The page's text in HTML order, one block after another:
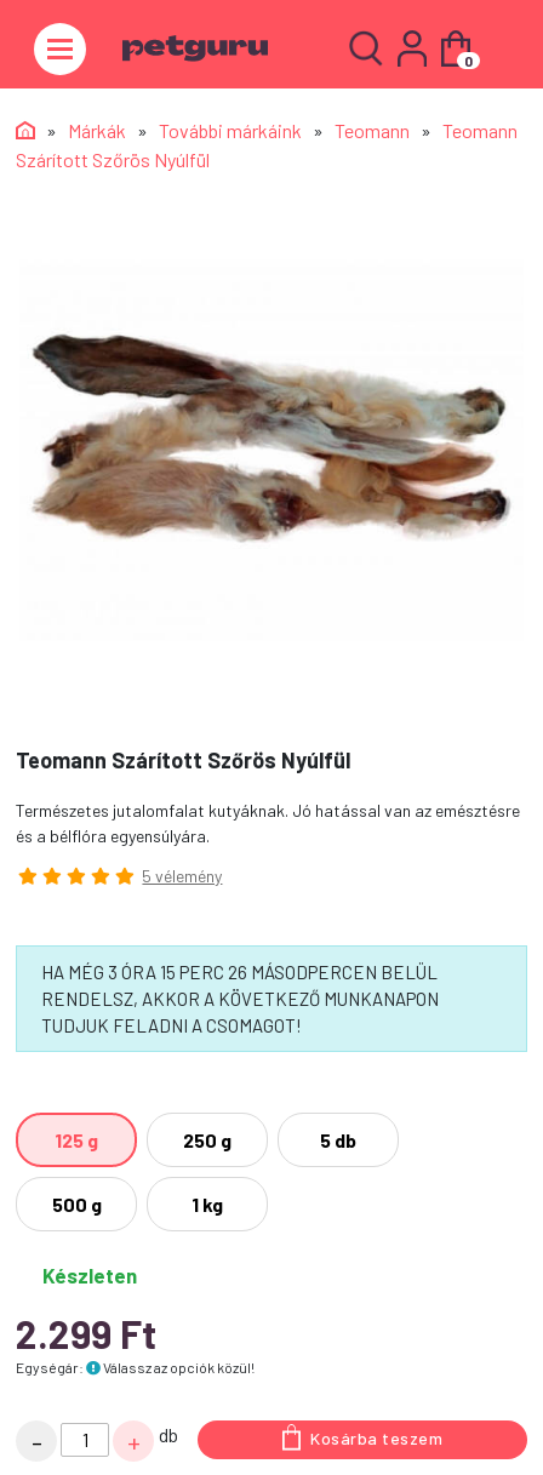
0
» Márkák » További márkáink » Teomann » Teomann
Szárított Szőrös Nyúlfül
Teomann Szárított Szőrös Nyúlfül
Természetes jutalomfalat kutyáknak. Jó hatással van az emésztésre
és a bélflóra egyensúlyára.
5 vélemény
HA MÉG 3 ÓRA 15 PERC 26 MÁSODPERCEN BELÜL
RENDELSZ, AKKOR A KÖVETKEZŐ MUNKANAPON
TUDJUK FELADNI A CSOMAGOT!
125 g 250 g 5 db
500 g 1 kg
Készleten
2.299 Ft
Egységár: Válassz az opciók közül!
-
Teomann
Szárított
+ db Kosárba teszem